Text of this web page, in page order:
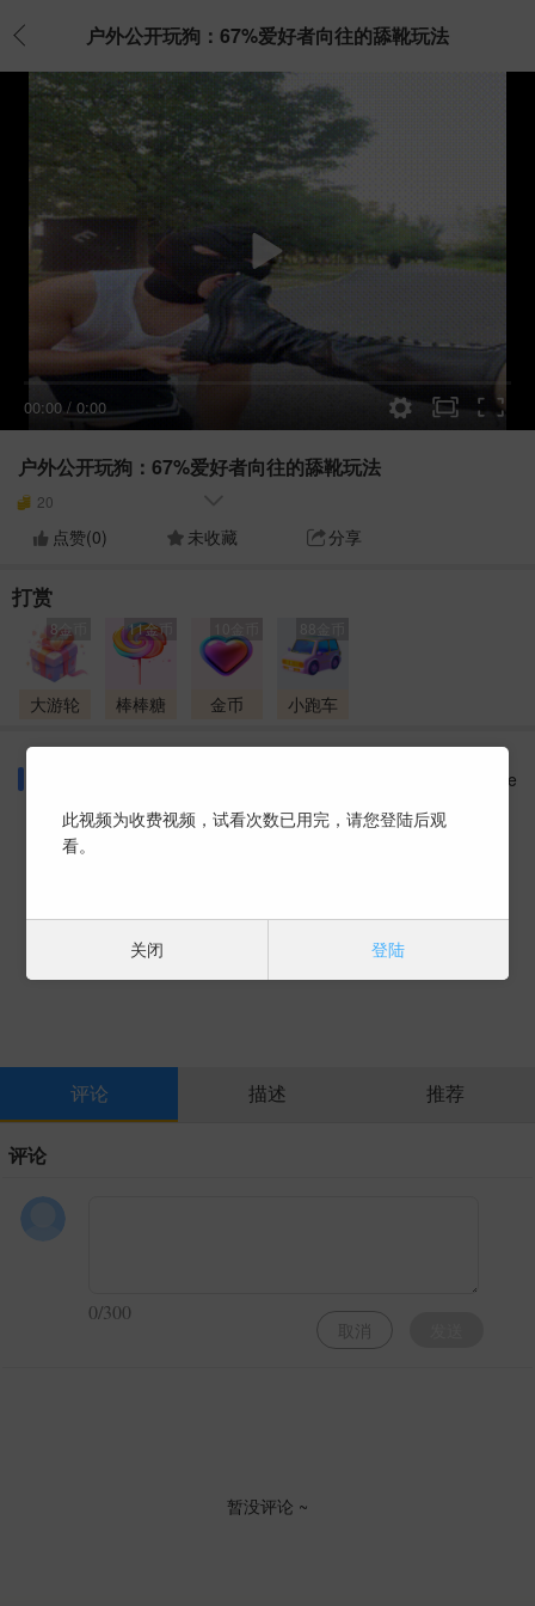
户外公开玩狗：67%爱好者向往的舔靴玩法
00:00/0:00
户外公开玩狗：67%爱好者向往的舔靴玩法
20
点赞(0) 未收藏 分享
打赏
大游轮
8金币
棒棒糖
11金币
金币 小跑车
More
评论 描述 推荐
评论
0/300
取消
暂没评论 ~
此视频为收费视频，试看次数已用完，请您登陆后观
看。
关闭 登陆